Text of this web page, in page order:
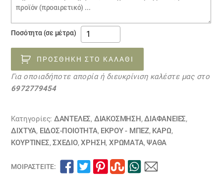
παραγγελίας
Ποσότητα (σε μέτρα)
ύφασμα
κουρτίνα
δίκτυ
25060145
ποσότητα
ΠΡΟΣΘΉΚΗ ΣΤΟ ΚΑΛΆΘΙ
Για οποιαδήποτε απορία ή διευκρίνιση καλέστε μας στο
6972779454
Κατηγορίες: ΔΑΝΤΈΛΕΣ, ΔΙΑΚΟΣΜΗΣΗ ,ΔΙΑΦΆΝΕΙΕΣ,
ΔΊΧΤΥΑ, ΕΙΔΟΣ-ΠΟΙΟΤΗΤΑ, ΕΚΡΟΥ - ΜΠΕΖ, ΚΑΡΏ,
ΚΟΥΡΤΊΝΕΣ,ΣΧΕΔΙΟ,ΧΡΗΣΗ, ΧΡΏΜΑΤΑ,ΨΑΘΑ
ΜΟΙΡΑΣΤΕΊΤΕ: